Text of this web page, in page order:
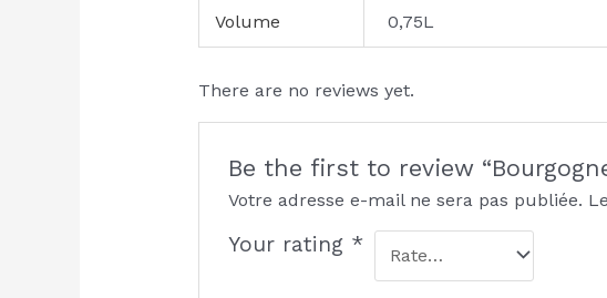
Volume 0,75L
There are no reviews yet.
Be the first to review
Votre adresse e-mail ne sera pas publiée.
Your rating *